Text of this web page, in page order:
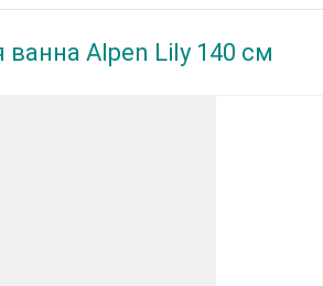
ванна Alpen Lily 140 см